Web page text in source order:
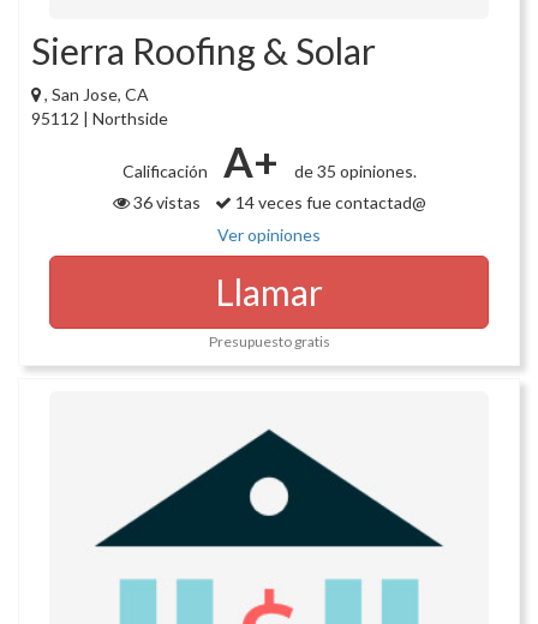
Sierra Roofing & Solar
, San Jose, CA
95112 | Northside
Calificación A+
de 35 opiniones.
36 vistas
14 veces fue contactad@
Ver opiniones
Llamar
Presupuesto gratis